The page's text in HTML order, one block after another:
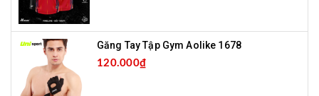
Găng Tay Tập Gym Aolike 1678
120.000₫